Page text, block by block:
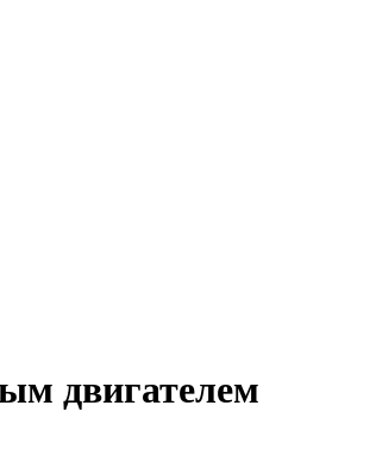
двигателем